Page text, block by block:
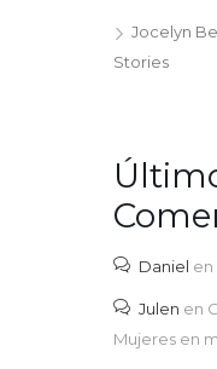
Jocelyn
Stories
Daniel en
Julen en
Mujeres en